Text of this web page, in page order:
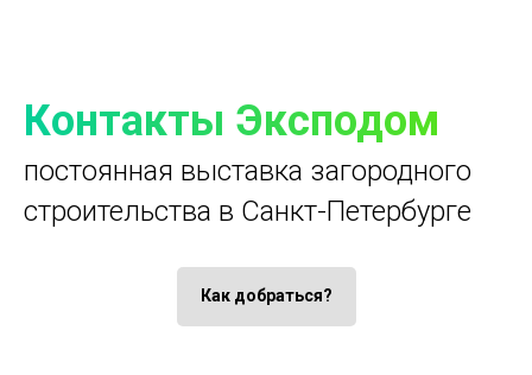
Контакты Эксподом
постоянная выставка загородного
строительства в Санкт-Петербурге
Как добраться?